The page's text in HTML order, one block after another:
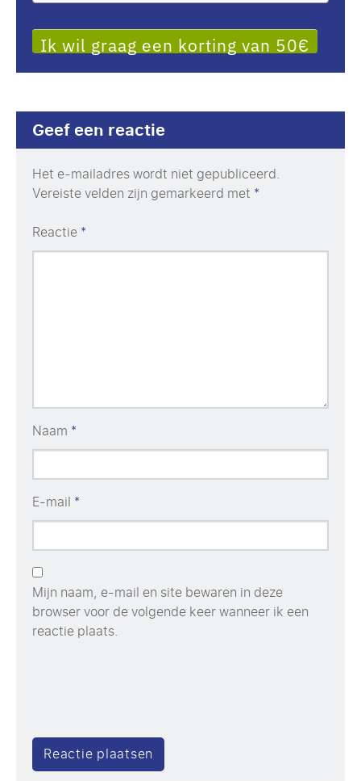
Ik wil graag een korting van 50€
Geef een reactie
Het e-mailadres wordt niet gepubliceerd.
Vereiste velden zijn gemarkeerd met *
Reactie*
Naam *
E-mail *
Mijn naam, e-mail en site bewaren in deze
browser voor de volgende keer wanneer ik een
reactie plaats.